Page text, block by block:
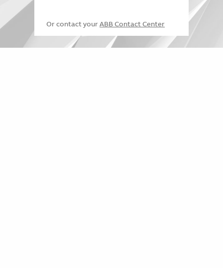
Or contact your ABB Contact Center